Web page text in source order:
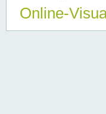
Online-